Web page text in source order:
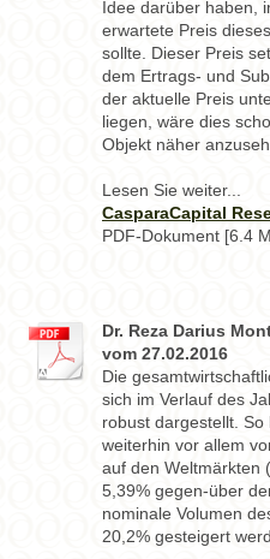
Idee darüber haben,
erwartete Preis
sollte. Dieser Preis
dem Ertrags- und
der aktuelle Preis
liegen, wäre dies
Objekt näher
Lesen Sie weiter...
CasparaCapital
PDF-Dokument [6.4
Dr. Reza Darius
vom 27.02.2016
Die
sich im Verlauf des
robust dargestellt.
weiterhin vor allem
auf den Weltmärkten
5,39% gegen-über
nominale Volumen
20,2% gesteigert